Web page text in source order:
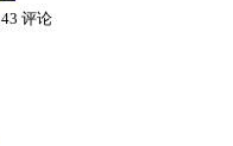
43 评论